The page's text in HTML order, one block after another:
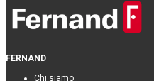
FERNAND
Chi siamo